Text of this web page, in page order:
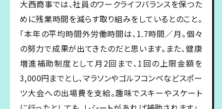
大西商事では、社員のワークライフバランスを保つた
めに残業時間を減らす取り組みをしているとのこと。
「本年の平均時間外労働時間は、1.7時間／月。個々
の努力で成果が出てきたのだと思います。また、健康
増進補助制度として月2回まで、1回の上限金額を
3,000円までとし、マラソンやゴルフコンペなどスポー
ツ大会への出場費を支給。趣味でスキーやスケート